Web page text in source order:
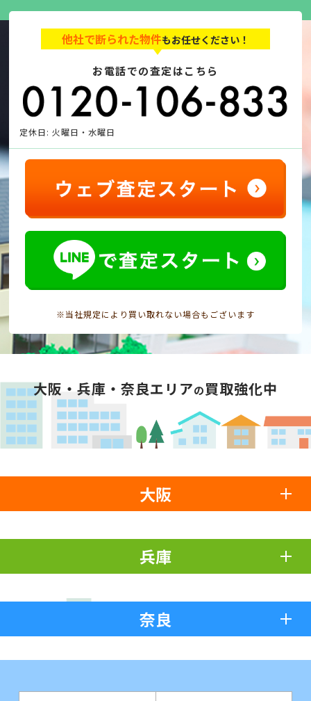
他社で断られた物件もお任せください！
お電話での査定はこちら
定休日: 火曜日・水曜日
※当社規定により買い取れない場合もございます
大阪・兵庫・奈良エリアの買取強化中
大阪
兵庫
奈良